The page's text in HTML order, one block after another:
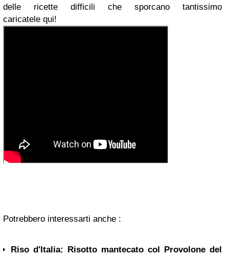
delle ricette difficili che sporcano tantissimo
caricatele qui!
Potrebbero interessarti anche :
Riso d'Italia: Risotto mantecato col Provolone del